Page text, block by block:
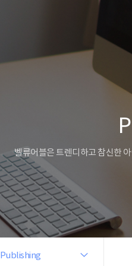
벨류어블은 트렌디하고 참신한
Publishing